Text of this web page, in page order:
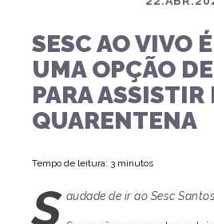
SESC AO VIVO
UMA OPÇÃO
PARA ASSISTIR
QUARENTENA
Tempo de leitura: 3 minutos
S audade de ir ao Sesc